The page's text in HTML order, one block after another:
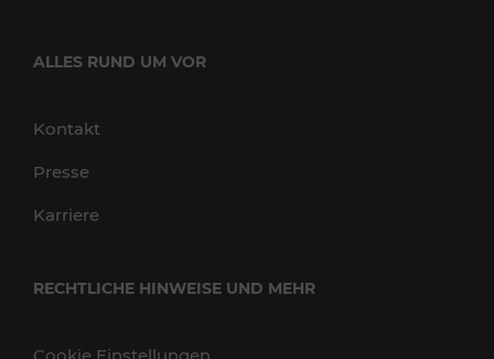
ALLES RUND UM VOR
Kontakt
Presse
Karriere
RECHTLICHE HINWEISE UND MEHR